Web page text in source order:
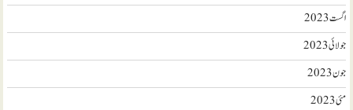
اگست 2023
جولائی 2023
جون 2023
مئی 2023